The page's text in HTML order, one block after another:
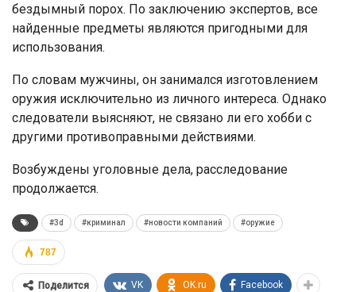
бездымный порох. По заключению экспертов, все
найденные предметы являются пригодными для
использования.
По словам мужчины, он занимался изготовлением
оружия исключительно из личного интереса. Однако
следователи выясняют, не связано ли его хобби с
другими противоправными действиями.
Возбуждены уголовные дела, расследование
продолжается.
#3d #криминал #новости компаний #оружие
787
Поделится VK OK.ru Facebook